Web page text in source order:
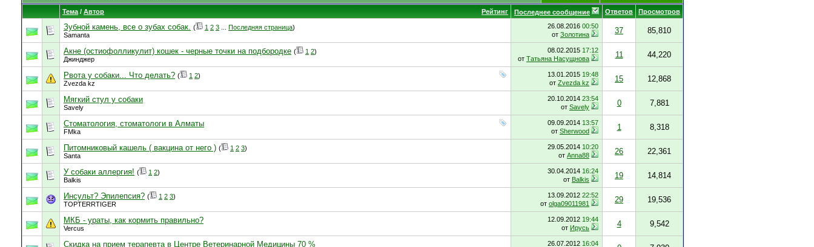
Рейтинг
Тема / Автор Последнее сообщение Ответов Просмотров
Зубной камень, все о зубах собак. ( 1 2 3 Последняя страница)
Samanta
26.08.2016 00:50
от Золотина 37 85,810
Акне (остиофолликулит) кошек - черные точки на подбородке ( 1 2)
Джинджер
08.02.2015 17:12
от Татьяна Насущнова 11 44,220
Рвота у собаки... Что делать? ( 1 2)
Zvezda kz
13.01.2015 19:48
от Zvezda kz 15 12,868
Мягкий стул у собаки
Savely
20.10.2014 23:54
от Savely 0 7,881
Стоматология, стоматологи в Алматы
FMka
09.09.2014 13:57
от Sherwood 1 8,318
Питомниковый кашель ( вакцина от него ) ( 1 2 3)
Santa
29.05.2014 10:20
от Anna88 26 22,361
У собаки аллергия! ( 1 2)
Balkis
30.04.2014 16:24
от Balkis 19 14,814
Инсульт? Эпилепсия? ( 1 2 3)
TOPTERRTIGER
13.09.2012 22:52
от olga09011981 29 19,536
МКБ - ураты, как кормить правильно?
Vercus
12.09.2012 19:44
от Ирусь 4 9,542
Скидка на прием терапевта в Центре Ветеринарной Медицины 70 % 26.07.2012 16:04